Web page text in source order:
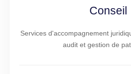
Conseil
Services d'accompagnement
audit et gestion de